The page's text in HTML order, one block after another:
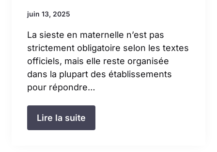
juin 13, 2025
La sieste en maternelle n’est pas
strictement obligatoire selon les textes
officiels, mais elle reste organisée
dans la plupart des établissements
pour répondre…
Lire la suite